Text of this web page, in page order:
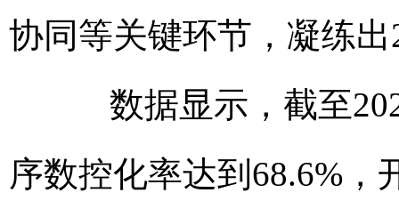
协同等关键环节，凝练
数据显示，截至
序数控化率达到68.6%，